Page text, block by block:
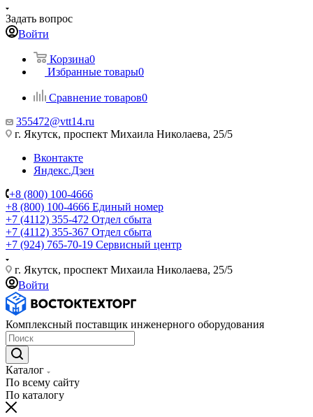
Задать вопрос
Войти
Корзина0
Избранные товары0
Сравнение товаров0
355472@vtt14.ru
г. Якутск, проспект Михаила Николаева, 25/5
Вконтакте
Яндекс.Дзен
+8 (800) 100-4666
+8 (800) 100-4666 Единый номер
+7 (4112) 355-472 Отдел сбыта
+7 (4112) 355-367 Отдел сбыта
+7 (924) 765-70-19 Сервисный центр
г. Якутск, проспект Михаила Николаева, 25/5
Войти
Комплексный поставщик инженерного оборудования
Каталог
По всему сайту
По каталогу